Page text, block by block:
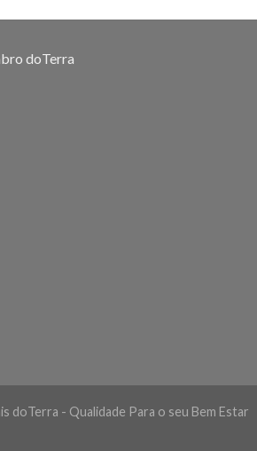
doTerra - Qualidade Para o seu Bem Estar